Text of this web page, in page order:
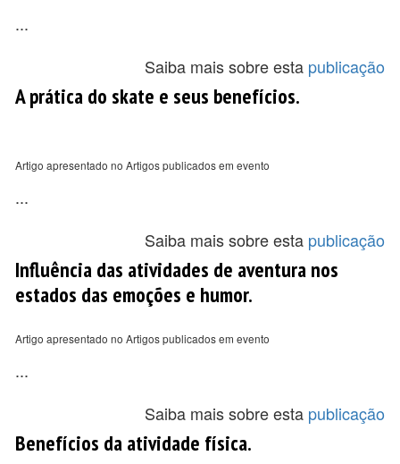
...
Saiba mais sobre esta publicação
A prática do skate e seus benefícios.
Artigo apresentado no Artigos publicados em evento
...
Saiba mais sobre esta publicação
Influência das atividades de aventura nos
estados das emoções e humor.
Artigo apresentado no Artigos publicados em evento
...
Saiba mais sobre esta publicação
Benefícios da atividade física.